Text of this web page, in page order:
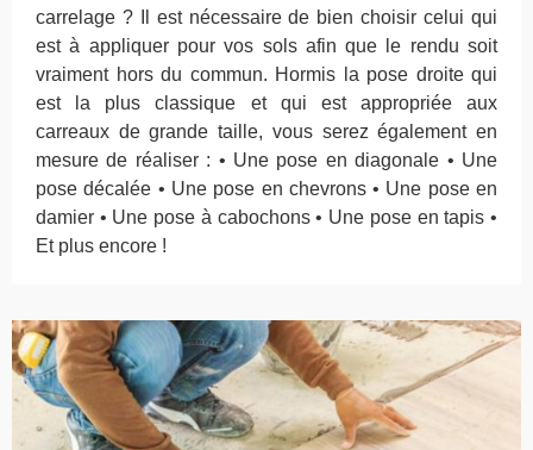
carrelage ? Il est nécessaire de bien choisir celui qui
est à appliquer pour vos sols afin que le rendu soit
vraiment hors du commun. Hormis la pose droite qui
est la plus classique et qui est appropriée aux
carreaux de grande taille, vous serez également en
mesure de réaliser : • Une pose en diagonale • Une
pose décalée • Une pose en chevrons • Une pose en
damier • Une pose à cabochons • Une pose en tapis •
Et plus encore !